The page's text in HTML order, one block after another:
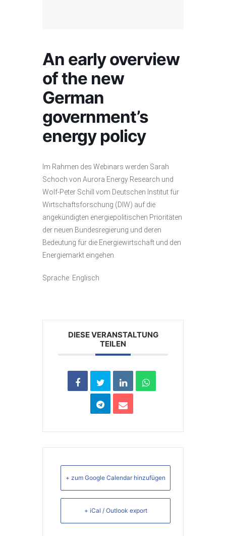
An early overview
of the new
German
government’s
energy policy
Im Rahmen des Webinars werden Sarah
Schoch von Aurora Energy Research und
Wolf-Peter Schill vom Deutschen Institut für
Wirtschaftsforschung (DIW) auf die
angekündigten energiepolitischen Prioritäten
der neuen Bundesregierung und deren
Bedeutung für die Energiewirtschaft und den
Energiemarkt eingehen.
Sprache: Englisch
DIESE VERANSTALTUNG
TEILEN
+ zum Google Calendar hinzufügen
+ iCal / Outlook export